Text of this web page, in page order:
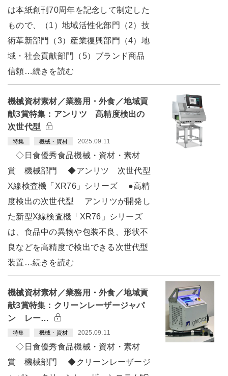
は本紙創刊70周年を記念して制定した
もので、（1）地域活性化部門（2）技
術革新部門（3）産業復興部門（4）地
域・社会貢献部門（5）ブランド商品
信頼…続きを読む
機械資材素材／業務用・外食／地域貢
献3賞特集：アンリツ 高精度検出の
次世代型
特集 機械・資材 2025.09.11
◇日食優秀食品機械・資材・素材
賞 機械部門 ◆アンリツ 次世代型
X線検査機「XR76」シリーズ ●高精
度検出の次世代型 アンリツが開発し
た新型X線検査機「XR76」シリーズ
は、食品中の異物や包装不良、形状不
良などを高精度で検出できる次世代型
装置…続きを読む
機械資材素材／業務用・外食／地域貢
献3賞特集：クリーンレーザージャパ
ン レー…
特集 機械・資材 2025.09.11
◇日食優秀食品機械・資材・素材
賞 機械部門 ◆クリーンレーザージ